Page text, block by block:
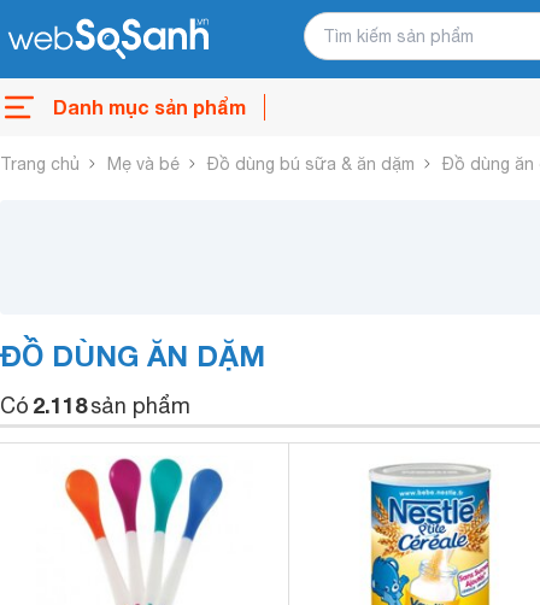
Danh mục sản phẩm
Trang chủ Mẹ và bé Đồ dùng bú sữa & ăn dặm Đồ dùng ăn
ĐỒ DÙNG ĂN DẶM
Có 2.118sản phẩm